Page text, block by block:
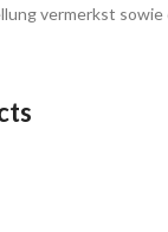
vermerkst